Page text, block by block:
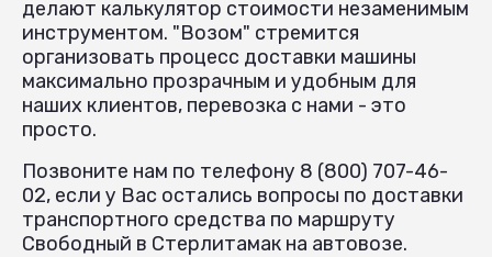
делают калькулятор стоимости незаменимым
инструментом. "Возом" стремится
организовать процесс доставки машины
максимально прозрачным и удобным для
наших клиентов, перевозка с нами - это
просто.
Позвоните нам по телефону 8 (800) 707-46-
02, если у Вас остались вопросы по доставки
транспортного средства по маршруту
Свободный в Стерлитамак на автовозе.